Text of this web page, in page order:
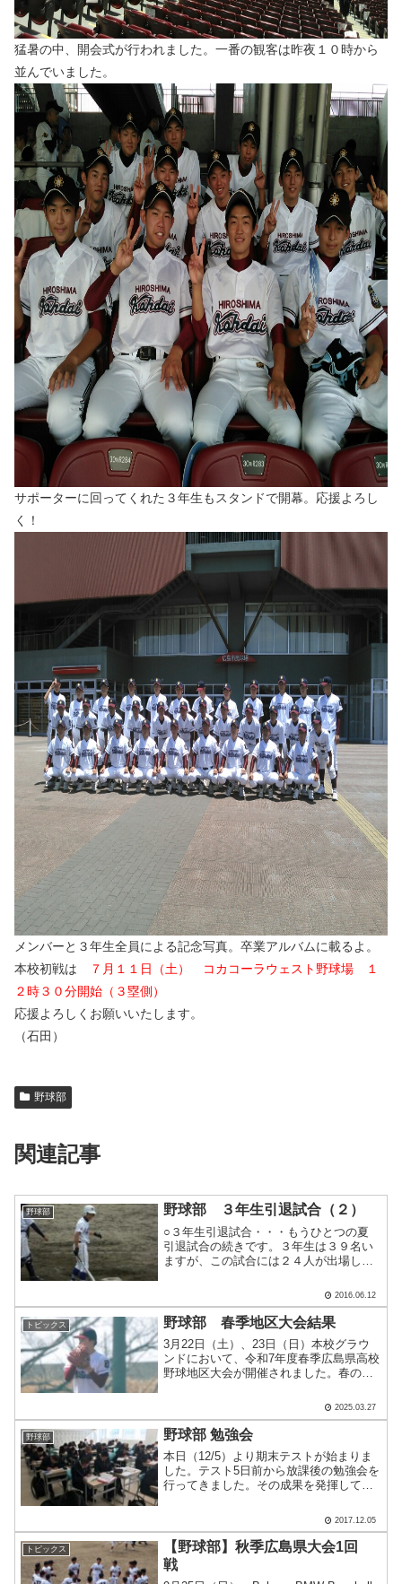
猛暑の中、開会式が行われました。一番の観客は昨夜１０時から
並んでいました。
サポーターに回ってくれた３年生もスタンドで開幕。応援よろし
く！
メンバーと３年生全員による記念写真。卒業アルバムに載るよ。
本校初戦は
７月１１日（土） コカコーラウェスト野球場 １
２時３０分開始（３塁側）
応援よろしくお願いいたします。
（石田）
野球部
関連記事
野球部 野球部 ３年生引退試合（２）
○３年生引退試合・・・もうひとつの夏
引退試合の続きです。３年生は３９名い
ますが、この試合には２４人が出場しま
く、陰で支えることが多かったんです
が、ここまでよく頑張りました。試合に
出る選手も大変ですが野球人.....
2016.06.12
トピックス 野球部 春季地区大会結果
3月22日（土）、23日（日）本校グラウ
ンドにおいて、令和7年度春季広島県高校
野球地区大会が開催されました。春の陽
した。★3月22日（土） 工大高校 １０
校 ７－.....
2025.03.27
野球部 野球部 勉強会
本日（12/5）より期末テストが始まりま
した。テスト5日前から放課後の勉強会を
行ってきました。その成果を発揮しても
右奥のピースサインは大下君。アッパー
としてチームを盛り上げるムードメーカ
ーです。将来の目.....
2017.12.05
トピックス
【野球部】秋季広島県大会1回
戦